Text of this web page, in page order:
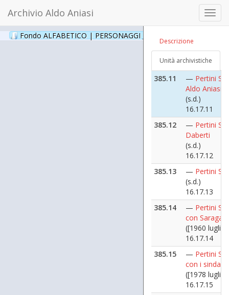
Archivio Aldo Aniasi
Fondo ALFABETICO | PERSONAGGI _ Archivio Fotografico
Descrizione
Unità archivistiche
Pertini
([1969 luglio
16.17.9
385.10
—
([1963
16.17.10
385.11
— Pertini
Aldo Aniasi
(s.d.)
16.17.11
385.12
— Pertini
Daberti
(s.d.)
16.17.12
385.13
— Pertini
(s.d.)
16.17.13
385.14
— Pertini
con Saragat
([1960 luglio
16.17.14
385.15
— Pertini
con i
([1978 luglio
16.17.15